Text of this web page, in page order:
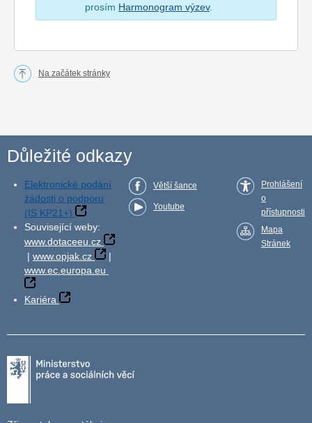
prosím Harmonogram výzev.
Na začátek stránky
Důležité odkazy
Elektronické podání
žádosti o podporu
(IS KP21+)
Související weby:
www.dotaceeu.cz
| www.opjak.cz
|
www.ec.europa.eu
Kariéra
Větší šance
Youtube
Prohlášení
o
přístupnosti
Mapa
Stránek